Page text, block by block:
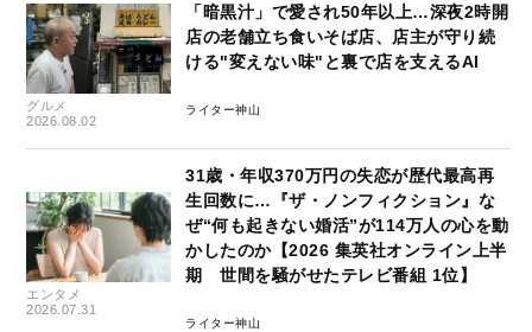
グルメ
2026.08.02
「暗黒汁」で愛され50年以上…深夜2時開
店の老舗立ち食いそば店、店主が守り続
ける"変えない味"と裏で店を支えるAI
ライター神山
エンタメ
2026.07.31
31歳・年収370万円の失恋が歴代最高再
生回数に…『ザ・ノンフィクション』な
ぜ“何も起きない婚活”が114万人の心を動
かしたのか【2026 集英社オンライン上半
期 世間を騒がせたテレビ番組 1位】
ライター神山